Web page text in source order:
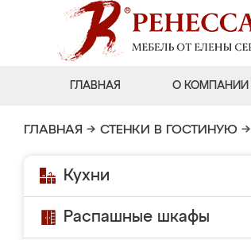
ГЛАВНАЯ О КОМПАНИИ
ГЛАВНАЯ → СТЕНКИ В ГОСТИНУЮ →
Кухни
Распашные шкафы